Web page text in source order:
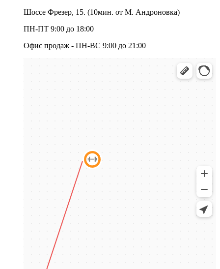
Шоссе Фрезер, 15. (10мин. от М. Андроновка)
ПН-ПТ 9:00 до 18:00
Офис продаж - ПН-ВС 9:00 до 21:00